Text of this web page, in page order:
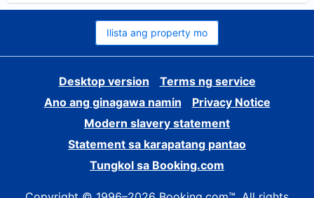
Ilista ang property mo
Desktop version
Terms ng service
Ano ang ginagawa namin
Privacy Notice
Modern slavery statement
Statement sa karapatang pantao
Tungkol sa Booking.com